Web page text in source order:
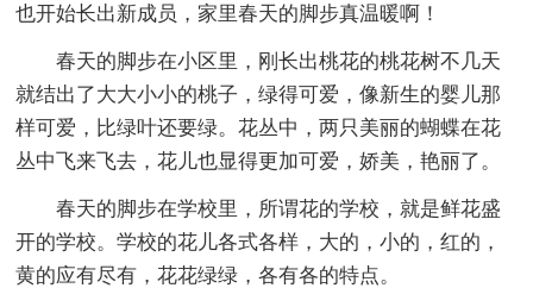
也开始长出新成员，家里春天的脚步真温暖啊！
春天的脚步在小区里，刚长出桃花的桃花树不几天
就结出了大大小小的桃子，绿得可爱，像新生的婴儿那
样可爱，比绿叶还要绿。花丛中，两只美丽的蝴蝶在花
丛中飞来飞去，花儿也显得更加可爱，娇美，艳丽了。
春天的脚步在学校里，所谓花的学校，就是鲜花盛
开的学校。学校的花儿各式各样，大的，小的，红的，
黄的应有尽有，花花绿绿，各有各的特点。